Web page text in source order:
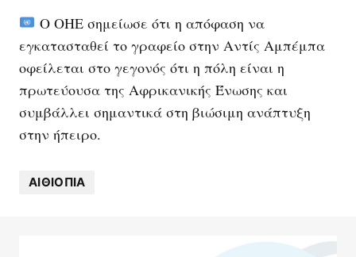
Ο ΟΗΕ σημείωσε ότι η απόφαση να
εγκατασταθεί το γραφείο στην Αντίς Αμπέμπα
οφείλεται στο γεγονός ότι η πόλη είναι η
πρωτεύουσα της Αφρικανικής Ένωσης και
συμβάλλει σημαντικά στη βιώσιμη ανάπτυξη
στην ήπειρο.
ΑΙΘΙΟΠΊΑ